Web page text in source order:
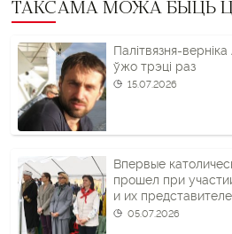
ТАКСАМА МОЖА БЫЦЬ
Палітвязня-
ўжо трэці раз
15.07.2026
Впервые
прошел при
и их
05.07.2026